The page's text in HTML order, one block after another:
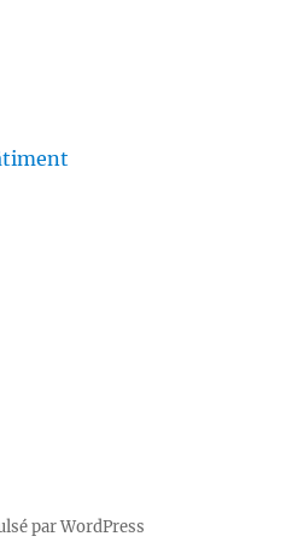
par WordPress